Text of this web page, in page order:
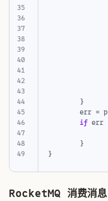
35
36
37
38
39
40
41
42
44
45
46
47
48
49
}
err = p
if err
}
}
RocketMQ 消费消息